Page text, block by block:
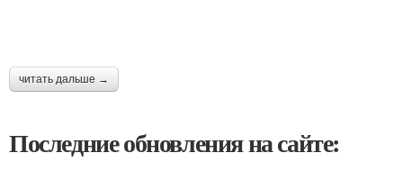
читать дальше →
Последние обновления на сайте: